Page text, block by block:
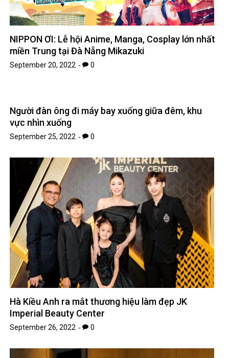
NIPPON ƠI: Lễ hội Anime, Manga, Cosplay lớn nhất
miền Trung tại Đà Nẵng Mikazuki
September 20, 2022 0
Người đàn ông đi máy bay xuống giữa đêm, khu
vực nhìn xuống
September 25, 2022 0
Hà Kiều Anh ra mắt thương hiệu làm đẹp JK
Imperial Beauty Center
September 26, 2022 0